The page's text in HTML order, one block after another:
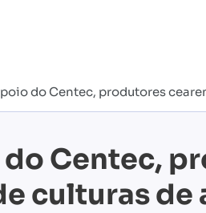
do Centec, produtores
Centec,
culturas de